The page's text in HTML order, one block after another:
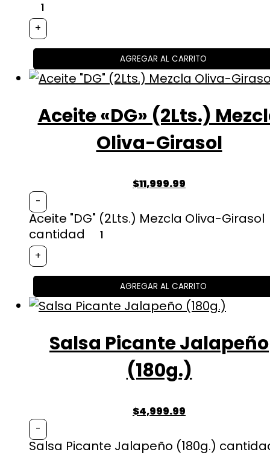
+
AGREGAR AL CARRITO
Aceite «DG» (2Lts.)
Oliva-Girasol
$11,999.99
-
Aceite "DG" (2Lts.) Mezcla Oliva-Girasol
cantidad
+
AGREGAR AL CARRITO
Salsa Picante Jalapeño
(180g.)
$4,999.99
-
Salsa Picante Jalapeño (180g.)